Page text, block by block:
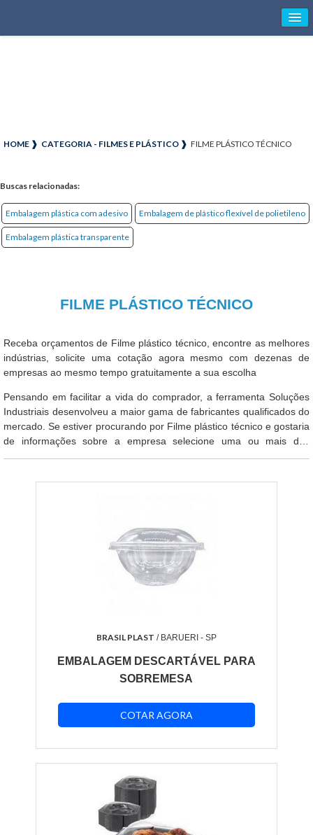
HOME ❱ CATEGORIA - FILMES E PLÁSTICO ❱ FILME PLÁSTICO TÉCNICO
Buscas relacionadas:
Embalagem plástica com adesivo Embalagem de plástico flexível de polietileno
Embalagem plástica transparente
FILME PLÁSTICO TÉCNICO
Receba orçamentos de Filme plástico técnico, encontre as melhores
indústrias, solicite uma cotação agora mesmo com dezenas de
empresas ao mesmo tempo gratuitamente a sua escolha
Pensando em facilitar a vida do comprador, a ferramenta Soluções
Industriais desenvolveu a maior gama de fabricantes qualificados do
mercado. Se estiver procurando por Filme plástico técnico e gostaria
de informações sobre a empresa selecione uma ou mais das
BRASIL PLAST / BARUERI - SP
EMBALAGEM DESCARTÁVEL PARA
SOBREMESA
COTAR AGORA